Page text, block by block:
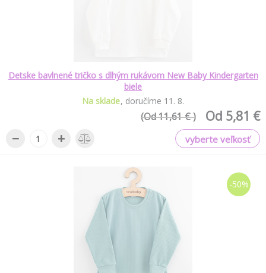
Detske bavlnené tričko s dlhým rukávom New Baby Kindergarten
biele
Na sklade doručíme 11 . 8.
Od 5,81 €
(Od 11,61 € )
− + vyberte veľkosť
-50%